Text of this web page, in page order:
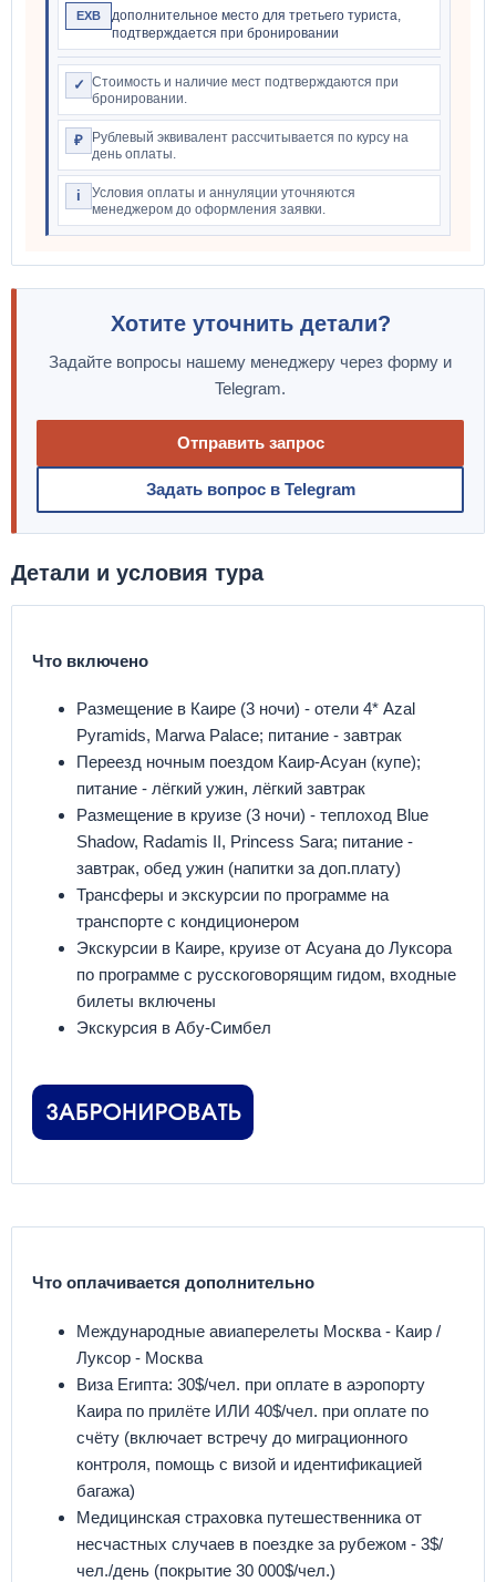
EXB
дополнительное место для третьего туриста,
подтверждается при бронировании
✓
Стоимость и наличие мест подтверждаются при
бронировании.
₽
Рублевый эквивалент рассчитывается по курсу на
день оплаты.
i
Условия оплаты и аннуляции уточняются
менеджером до оформления заявки.
Хотите уточнить детали?
Задайте вопросы нашему менеджеру через форму и
Telegram.
Отправить запрос
Задать вопрос в Telegram
Детали и условия тура
Что включено
Размещение в Каире (3 ночи) - отели 4* Azal
Pyramids, Marwa Palace; питание - завтрак
Переезд ночным поездом Каир-Асуан (купе);
питание - лёгкий ужин, лёгкий завтрак
Размещение в круизе (3 ночи) - теплоход Blue
Shadow, Radamis II, Princess Sara; питание -
завтрак, обед ужин (напитки за доп.плату)
Трансферы и экскурсии по программе на
транспорте с кондиционером
Экскурсии в Каире, круизе от Асуана до Луксора
по программе с русскоговорящим гидом, входные
билеты включены
Экскурсия в Абу-Симбел
Что оплачивается дополнительно
Международные авиаперелеты Москва - Каир /
Луксор - Москва
Виза Египта: 30$/чел. при оплате в аэропорту
Каира по прилёте ИЛИ 40$/чел. при оплате по
счёту (включает встречу до миграционного
контроля, помощь с визой и идентификацией
багажа)
Медицинская страховка путешественника от
несчастных случаев в поездке за рубежом - 3$/
чел./день (покрытие 30 000$/чел.)